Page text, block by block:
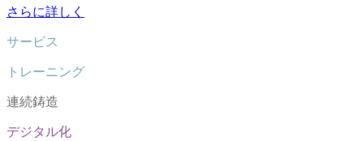
さらに詳しく
サービス
トレーニング
連続鋳造
デジタル化